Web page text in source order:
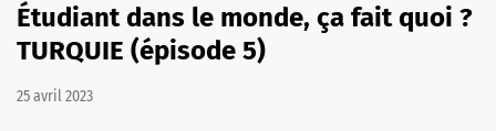
Étudiant dans le monde, ça fait quoi ?
TURQUIE (épisode 5)
25 avril 2023